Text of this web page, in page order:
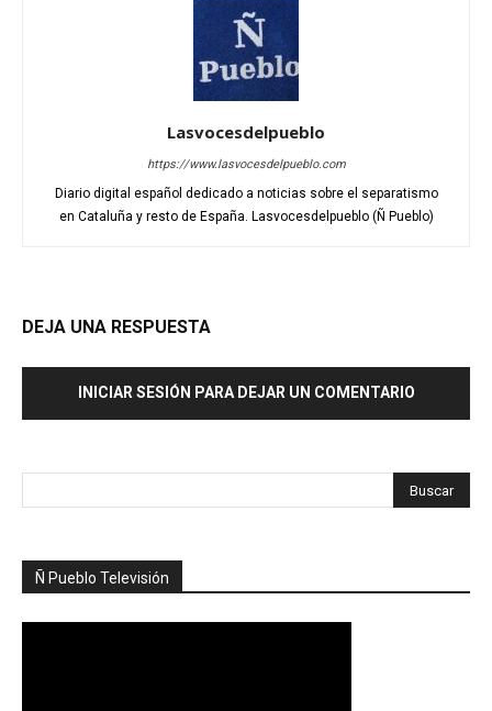
Lasvocesdelpueblo
https://www.lasvocesdelpueblo.com
Diario digital español dedicado a noticias sobre el separatismo
en Cataluña y resto de España. Lasvocesdelpueblo (Ñ Pueblo)
DEJA UNA RESPUESTA
INICIAR SESIÓN PARA DEJAR UN COMENTARIO
Ñ Pueblo Televisión